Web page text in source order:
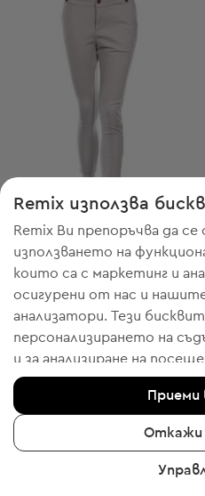
-20% с WELCOME
Freesia M
Дамски панталони
5,11 € / 9,99 лв.
Препоръчителна цена:
59,00 € (-91%)
Remix използва
Remix Ви препоръчва да се
използването на
които са с маркетинг и
осигурени от нас и
анализатори. Тези
персонализирането на
и за анализиране на
мобилното приложение -
помага да Ви показваме
харесали. Ако сте
клик върху бутона “Да,
За да получите повече
Приеми
Откажи